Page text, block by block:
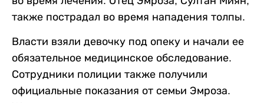
также пострадал во время нападения толпы.
Власти взяли девочку под опеку и начали ее
обязательное медицинское обследование.
Сотрудники полиции также получили
официальные показания от семьи Эмроза.